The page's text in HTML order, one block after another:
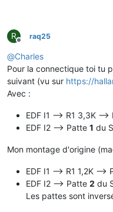
R
Offline
raq25
@Charles
Pour la connectique toi tu
suivant (vu sur https://
Avec :
EDF I1 --> R1 3,3K -->
EDF I2 --> Patte 1 du
Mon montage d'origine
EDF I1 --> R1 1,2K -->
EDF I2 --> Patte 2 du
Les pattes sont